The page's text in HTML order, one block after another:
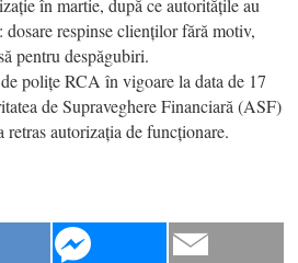
în martie, după ce autoritățile au
dosare respinse clienților fără motiv,
pentru despăgubiri.
polițe RCA în vigoare la data de 17
de Supraveghere Financiară (ASF)
autorizația de funcționare.